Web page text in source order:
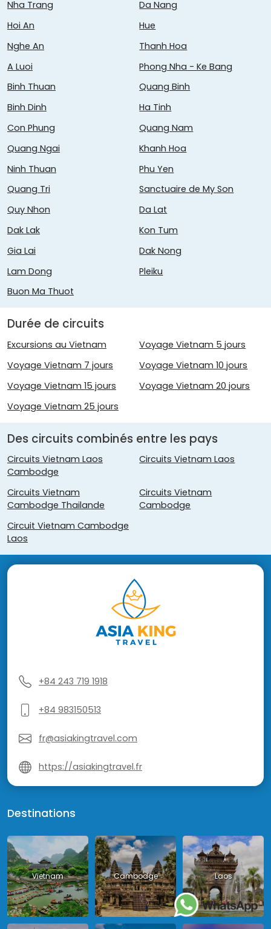
Nha Trang
Da Nang
Hoi An
Hue
Nghe An
Thanh Hoa
A Luoi
Phong Nha - Ke Bang
Binh Thuan
Quang Binh
Binh Dinh
Ha Tinh
Con Phung
Quang Nam
Quang Ngai
Khanh Hoa
Ninh Thuan
Phu Yen
Quang Tri
Sanctuaire de My Son
Quy Nhon
Da Lat
Dak Lak
Kon Tum
Gia Lai
Dak Nong
Lam Dong
Pleiku
Buon Ma Thuot
Durée de circuits
Excursions au Vietnam
Voyage Vietnam 5 jours
Voyage Vietnam 7 jours
Voyage Vietnam 10 jours
Voyage Vietnam 15 jours
Voyage Vietnam 20 jours
Voyage Vietnam 25 jours
Des circuits combinés entre les pays
Circuits Vietnam Laos
Cambodge
Circuits Vietnam Laos
Circuits Vietnam
Cambodge Thailande
Circuits Vietnam
Cambodge
Circuit Vietnam Cambodge
Laos
+84 243 719 1918
+84 983150513
fr@asiakingtravel.com
https://asiakingtravel.fr
Destinations
Vietnam Cambodge Laos